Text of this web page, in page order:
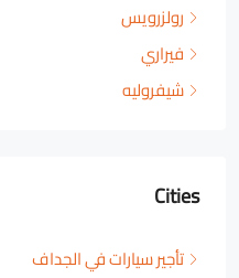
رولزرويس
فيراري
شيفروليه
Cities
تأجير سيارات في الجداف